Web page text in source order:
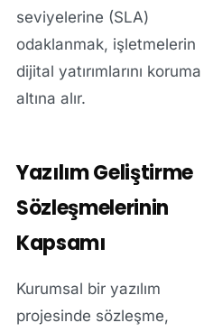
seviyelerine (SLA)
odaklanmak, işletmelerin
dijital yatırımlarını koruma
altına alır.
Yazılım Geliştirme
Sözleşmelerinin
Kapsamı
Kurumsal bir yazılım
projesinde sözleşme,